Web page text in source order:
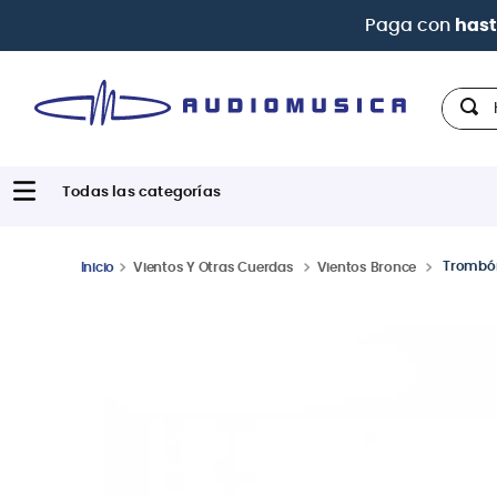
Paga con
Hola,
Vientos Y Otras Cuerdas Vientos Bronce